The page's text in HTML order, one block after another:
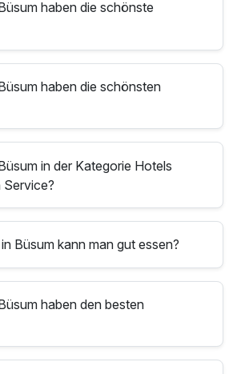
haben die schönste
haben die schönsten
in der Kategorie Hotels
Service?
Büsum kann man gut essen?
haben den besten